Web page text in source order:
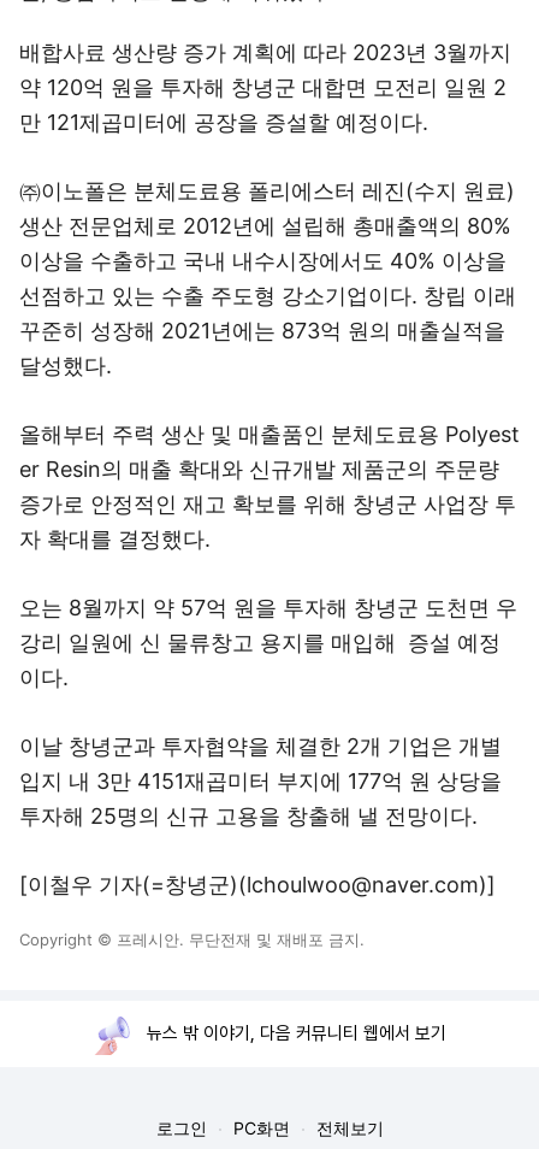
배합사료 생산량 증가 계획에 따라 2023년 3월까지
약 120억 원을 투자해 창녕군 대합면 모전리 일원 2
만 121제곱미터에 공장을 증설할 예정이다.
㈜이노폴은 분체도료용 폴리에스터 레진(수지 원료)
생산 전문업체로 2012년에 설립해 총매출액의 80%
이상을 수출하고 국내 내수시장에서도 40% 이상을
선점하고 있는 수출 주도형 강소기업이다. 창립 이래
꾸준히 성장해 2021년에는 873억 원의 매출실적을
달성했다.
올해부터 주력 생산 및 매출품인 분체도료용 Polyest
er Resin의 매출 확대와 신규개발 제품군의 주문량
증가로 안정적인 재고 확보를 위해 창녕군 사업장 투
자 확대를 결정했다.
오는 8월까지 약 57억 원을 투자해 창녕군 도천면 우
강리 일원에 신 물류창고 용지를 매입해 증설 예정
이다.
이날 창녕군과 투자협약을 체결한 2개 기업은 개별
입지 내 3만 4151재곱미터 부지에 177억 원 상당을
투자해 25명의 신규 고용을 창출해 낼 전망이다.
[이철우 기자(=창녕군)(lchoulwoo@naver.com)]
Copyright © 프레시안. 무단전재 및 재배포 금지.
뉴스 밖 이야기, 다음 커뮤니티 웹에서 보기
로그인 PC화면 전체보기